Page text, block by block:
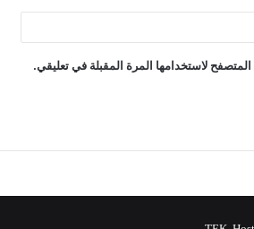
لاستخدامها المرة المقبلة في تعليقي.